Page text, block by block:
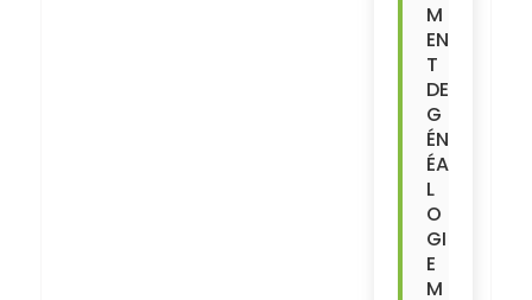
M
EN
T
DE
G
ÉN
ÉA
L
O
GI
E
M